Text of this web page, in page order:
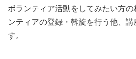
ボランティア活動をしてみたい方
ンティアの登録・斡旋を行う他、講
す。